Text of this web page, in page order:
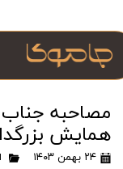
مصاحبه
همایش
۲۴ بهمن ۱۴۰۳